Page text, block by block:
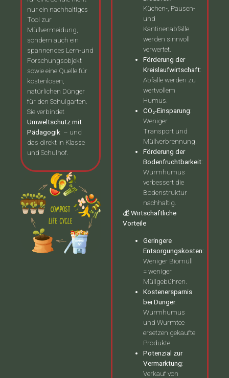
nur ein nachhaltiges
Tool zur
Müllvermeidung,
sondern auch ein
spannendes Lern-und
Forschungsobjekt
sowie eine Quelle für
kostenlosen,
natürlichen Dünger
für den Schulgarten.
Sie verbindet
Umweltschutz mit
Pädagogik – und
das direkt in Klasse
und Schulhof.
Küchen-, Pausen-
und
Kantinenabfälle
werden sinnvoll
verwertet.
Förderung der
Kreislaufwirtschaft:
Abfälle werden zu
wertvollem
Humus.
CO₂-Einsparung:
Weniger
Transport und
Müllverbrennung.
Förderung der
Bodenfruchtbarkeit:
Wurmhumus
verbessert die
Bodenstruktur
nachhaltig.
💰 Wirtschaftliche
Vorteile
Geringere
Entsorgungskosten:
Weniger Biomüll
= weniger
Müllgebühren.
Kostenersparnis
bei Dünger:
Wurmhumus
und Wurmtee
ersetzen gekaufte
Produkte.
Potenzial zur
Vermarktung:
Verkauf von